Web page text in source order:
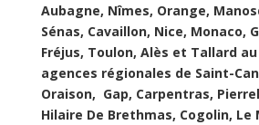
Aubagne, Nîmes, Orange,
Sénas, Cavaillon, Nice, Monaco,
Fréjus, Toulon, Alès et Tallard
agences régionales de Saint-
Oraison, Gap, Carpentras,
Hilaire De Brethmas, Cogolin, Le